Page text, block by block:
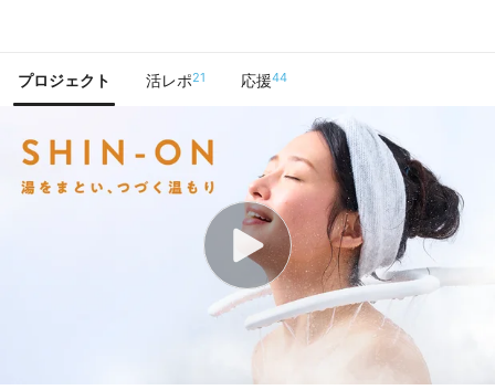
プロジェクト 活レポ21 応援44